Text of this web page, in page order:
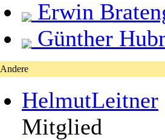
Erwin
Günther
Andere
HelmutLeitner
Mitglied